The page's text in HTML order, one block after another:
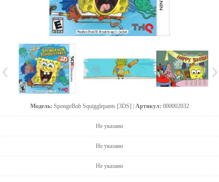
Модель: SpongeBob Squigglepants [3DS] | Артикул: 000002032
Не указано
Не указано
Не указано